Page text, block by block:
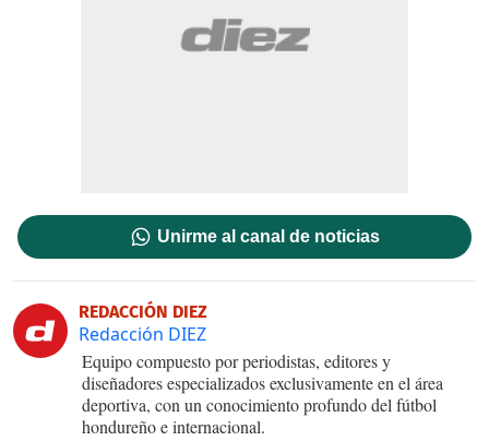
Unirme al canal de noticias
REDACCIÓN DIEZ
Redacción DIEZ
Equipo compuesto por periodistas, editores y
diseñadores especializados exclusivamente en el área
deportiva, con un conocimiento profundo del fútbol
hondureño e internacional.